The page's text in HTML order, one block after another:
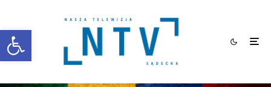
Otwórz pasek narzędzi